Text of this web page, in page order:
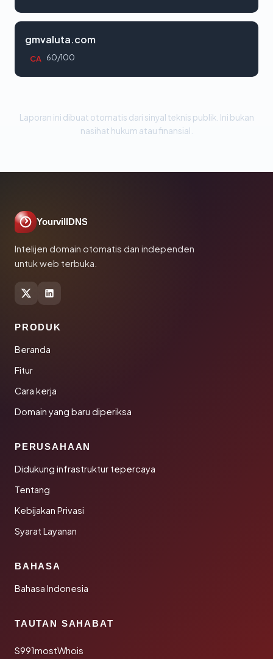
gmvaluta.com
CA 60/100
Laporan ini dibuat otomatis dari sinyal teknis publik. Ini bukan
nasihat hukum atau finansial.
YourvillDNS
Intelijen domain otomatis dan independen
untuk web terbuka.
PRODUK
Beranda
Fitur
Cara kerja
Domain yang baru diperiksa
PERUSAHAAN
Didukung infrastruktur tepercaya
Tentang
Kebijakan Privasi
Syarat Layanan
BAHASA
Bahasa Indonesia
TAUTAN SAHABAT
S991mostWhois